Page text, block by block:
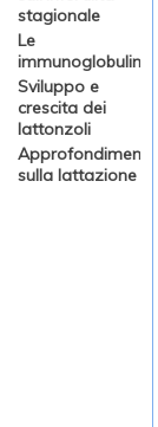
stagionale
Le
immunoglobuline
Sviluppo e
crescita dei
lattonzoli
Approfondimenti
sulla lattazione